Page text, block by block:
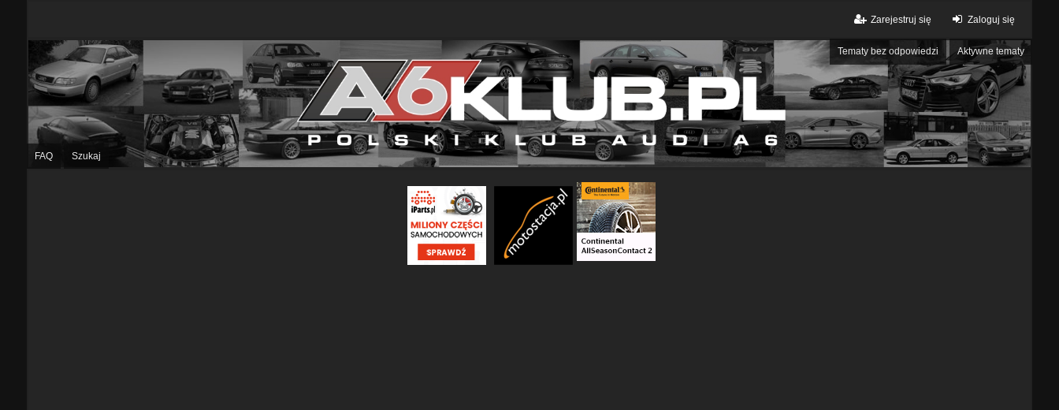
Zaloguj się
Zarejestruj się
Tematy bez odpowiedzi Aktywne tematy
FAQ Szukaj